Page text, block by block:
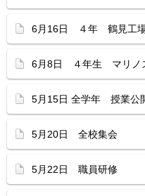
6月16日 ４年 鶴見工場
6月8日 ４年生 マリノ
5月15日 全学年 授業公
5月20日 全校集会
5月22日 職員研修